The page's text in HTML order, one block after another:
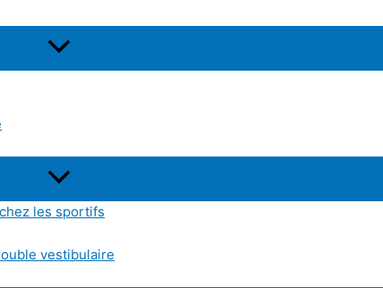
les sportifs
vestibulaire